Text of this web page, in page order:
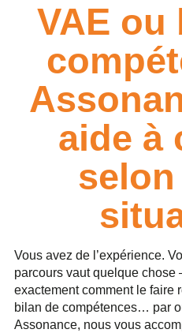
VAE ou
aide à
Vous avez de l’expérience.
parcours vaut quelque chose
exactement comment le faire
bilan de compétences… par
Assonance, nous vous